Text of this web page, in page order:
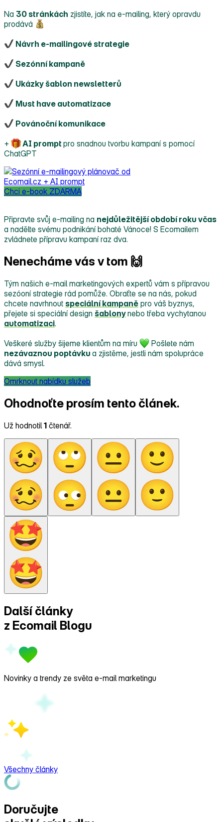
Na 30 stránkách zjistíte, jak na e‑mailing, který opravdu
prodává
Návrh e‑mailingové strategie
Sezónní kampaně
Ukázky šablon newsletterů
Must have automatizace
Povánoční komunikace
+
AI prompt pro snadnou tvorbu kampaní s pomocí
ChatGPT
Chci e-book ZDARMA
Připravte svůj e‑mailing na nejdůležitější období roku včas
a nadělte svému podnikání bohaté Vánoce! S Ecomailem
zvládnete přípravu kampaní raz dva.
Nenecháme vás v tom 🙌
Tým našich e‑mail marketingových expertů vám s přípravou
sezóoní strategie rád pomůže. Obraťte se na nás, pokud
chcete navrhnout speciální kampaně pro váš byznys,
přejete si speciální design šablonynebo třeba vychytanou
automatizaci.
Veškeré služby šijeme klientům na míru
Pošlete nám
nezávaznou poptávku a zjistěme, jestli nám spolupráce
dává smysl.
Omrknout nabídku služeb
Ohodnoťte prosím tento článek.
Už hodnotil 1 čtenář.
Další články
z Ecomail Blogu
Novinky a trendy ze světa e‑mail marketingu
Všechny články
Doručujte